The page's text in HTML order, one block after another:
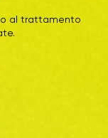
al trattamento